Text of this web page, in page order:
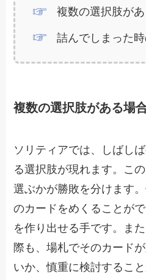
複数の選択肢が
詰んでしまった
複数の選択肢がある場
ソリティアでは、しばし
る選択肢が現れます。こ
選ぶかが勝敗を分けます
のカードをめくることが
を作り出せる手です。ま
際も、場札でそのカード
いか、慎重に検討すること